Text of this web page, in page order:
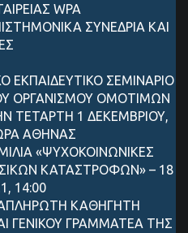
WPA
ΣΥΝΕΔΡΙΑ ΚΑΙ
ΕΚΠΑΙΔΕΥΤΙΚΟ ΣΕΜΙΝΑΡΙΟ
ΟΡΓΑΝΙΣΜΟΥ ΟΜΟΤΙΜΩΝ
ΤΕΤΑΡΤΗ 1 ΔΕΚΕΜΒΡΙΟΥ,
ΑΘΗΝΑΣ
«ΨΥΧΟΚΟΙΝΩΝΙΚΕΣ
ΚΑΤΑΣΤΡΟΦΩΝ» – 18
14:00
ΚΑΘΗΓΗΤΗ
ΓΕΝΙΚΟΥ ΓΡΑΜΜΑΤΕΑ ΤΗΣ